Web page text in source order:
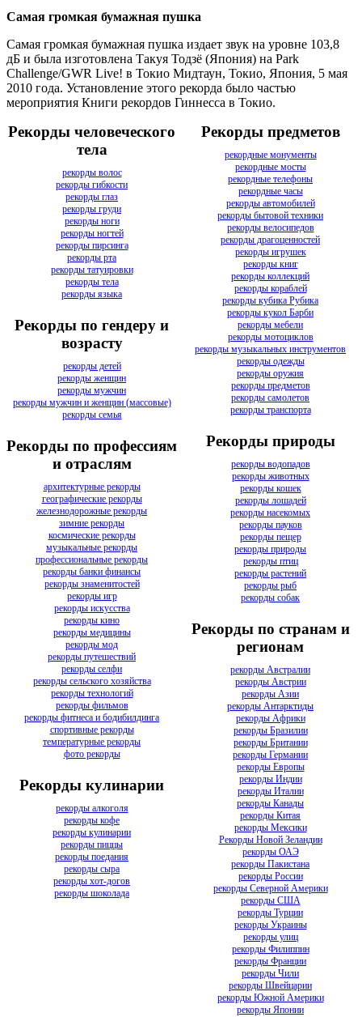
Самая громкая бумажная пушка
Самая громкая бумажная пушка издает звук на уровне 103,8
дБ и была изготовлена ​​Такуя Тодзё (Япония) на Park
Challenge/GWR Live! в Токио Мидтаун, Токио, Япония, 5 мая
2010 года. Установление этого рекорда было частью
мероприятия Книги рекордов Гиннесса в Токио.
Рекорды человеческого
тела
рекорды волос
рекорды гибкости
рекорды глаз
рекорды груди
рекорды ноги
рекорды ногтей
рекорды пирсинга
рекорды рта
рекорды татуировки
рекорды тела
рекорды языка
Рекорды по гендеру и
возрасту
рекорды детей
рекорды женщин
рекорды мужчин
рекорды мужчин и женщин (массовые)
рекорды семья
Рекорды по профессиям
и отраслям
архитектурные рекорды
географические рекорды
железнодорожные рекорды
зимние рекорды
космические рекорды
музыкальные рекорды
профессиональные рекорды
рекорды банки финансы
рекорды знаменитостей
рекорды игр
рекорды искусства
рекорды кино
рекорды медицины
рекорды мод
рекорды путешествий
рекорды селфи
рекорды сельского хозяйства
рекорды технологий
рекорды фильмов
рекорды фитнеса и бодибилдинга
спортивные рекорды
температурные рекорды
фото рекорды
Рекорды кулинарии
рекорды алкоголя
рекорды кофе
рекорды кулинарии
рекорды пиццы
рекорды поедания
рекорды сыра
рекорды хот-догов
рекорды шоколада
Рекорды предметов
рекордные монументы
рекордные мосты
рекордные телефоны
рекордные часы
рекорды автомобилей
рекорды бытовой техники
рекорды велосипедов
рекорды драгоценностей
рекорды игрушек
рекорды книг
рекорды коллекций
рекорды кораблей
рекорды кубика Рубика
рекорды кукол Барби
рекорды мебели
рекорды мотоциклов
рекорды музыкальных инструментов
рекорды одежды
рекорды оружия
рекорды предметов
рекорды самолетов
рекорды транспорта
Рекорды природы
рекорды водопадов
рекорды животных
рекорды кошек
рекорды лошадей
рекорды насекомых
рекорды пауков
рекорды пещер
рекорды природы
рекорды птиц
рекорды растений
рекорды рыб
рекорды собак
Рекорды по странам и
регионам
рекорды Австралии
рекорды Австрии
рекорды Азии
рекорды Антарктиды
рекорды Африки
рекорды Бразилии
рекорды Британии
рекорды Германии
рекорды Европы
рекорды Индии
рекорды Италии
рекорды Канады
рекорды Китая
рекорды Мексики
Рекорды Новой Зеландии
рекорды ОАЭ
рекорды Пакистана
рекорды России
рекорды Северной Америки
рекорды США
рекорды Турции
рекорды Украины
рекорды улиц
рекорды Филиппин
рекорды Франции
рекорды Чили
рекорды Швейцарии
рекорды Южной Америки
рекорды Японии